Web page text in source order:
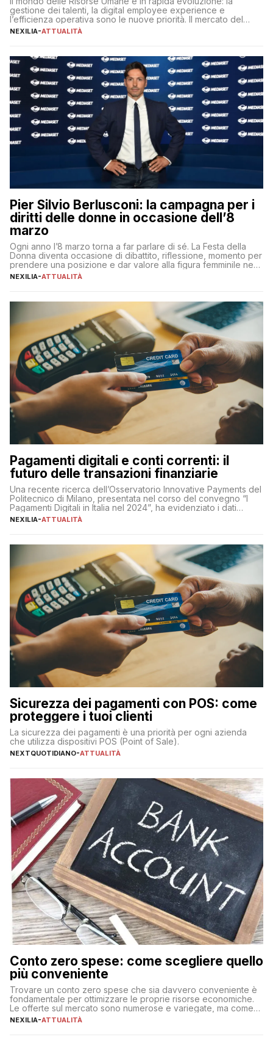
gestione dei talenti, la digital employee experience e
l’efficienza operativa sono le nuove priorità. Il mercato del
lavoro, d’altra parte, è sempre più competitivo con una lotta
NEXILIA-ATTUALITÀ
Pier Silvio Berlusconi: la campagna per i
diritti delle donne in occasione dell’8
marzo
Ogni anno l’8 marzo torna a far parlare di sé. La Festa della
Donna diventa occasione di dibattito, riflessione, momento per
prendere una posizione e dar valore alla figura femminile nella
sua complessità e crucialità. A lanciare un messaggio “forte e
NEXILIA-ATTUALITÀ
Pagamenti digitali e conti correnti: il
futuro delle transazioni finanziarie
Una recente ricerca dell’Osservatorio Innovative Payments del
Politecnico di Milano, presentata nel corso del convegno “I
Pagamenti Digitali in Italia nel 2024”, ha evidenziato i dati
definitivi del primo semestre 2024 relativamente alle
NEXILIA-ATTUALITÀ
Sicurezza dei pagamenti con POS: come
proteggere i tuoi clienti
La sicurezza dei pagamenti è una priorità per ogni azienda
che utilizza dispositivi POS (Point of Sale).
NEXTQUOTIDIANO-ATTUALITÀ
Conto zero spese: come scegliere quello
più conveniente
Trovare un conto zero spese che sia davvero conveniente è
fondamentale per ottimizzare le proprie risorse economiche.
Le offerte sul mercato sono numerose e variegate, ma come
individuare quella più adatta alle proprie esigenze senza
NEXILIA-ATTUALITÀ